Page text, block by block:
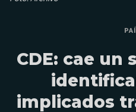
CDE: cae un
implicados